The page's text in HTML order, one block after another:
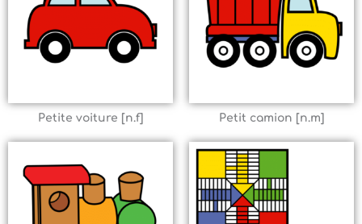
Petite voiture [n.f] Petit camion [n.m]